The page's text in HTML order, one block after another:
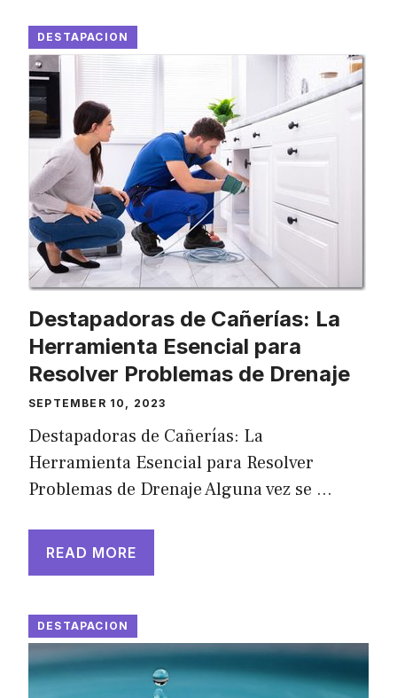
DESTAPACION
Destapadoras de Cañerías: La
Herramienta Esencial para
Resolver Problemas de Drenaje
SEPTEMBER 10, 2023
Destapadoras de Cañerías: La
Herramienta Esencial para Resolver
Problemas de Drenaje Alguna vez se …
READ MORE
DESTAPACION